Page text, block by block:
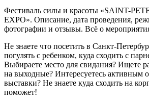
Фестиваль силы и красоты «SAINT-
EXPO». Описание, дата проведения,
фотографии и отзывы. Всё о
Не знаете что посетить в Санкт-
погулять с ребенком, куда сходить с
Выбираете место для свидания? Ищете
на выходные? Интересуетесь активным
выставки? Не знаете куда сходить на
поможет!